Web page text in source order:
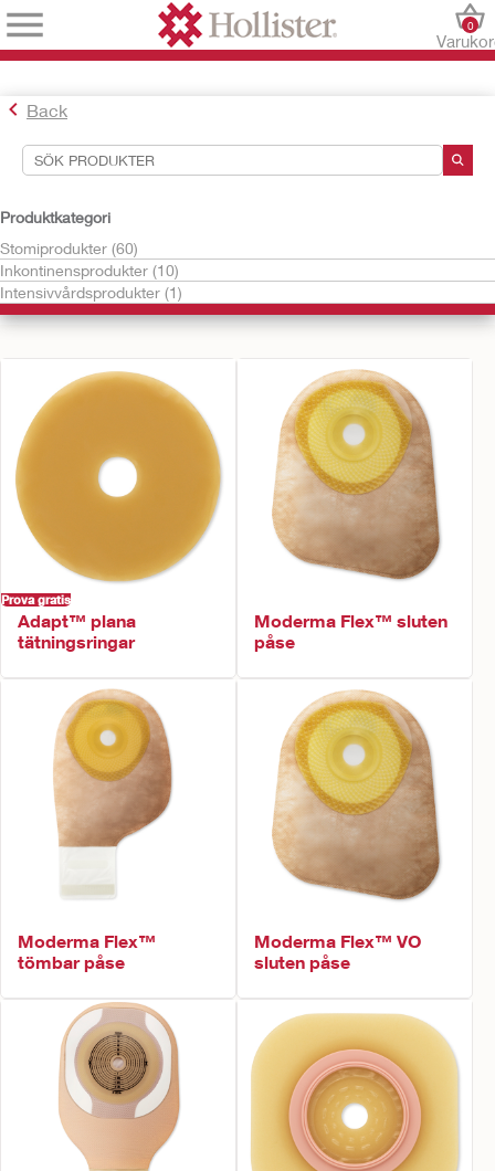
0
Back
Produktkategori
Stomiprodukter (60)
Inkontinensprodukter (10)
Intensivvårdsprodukter (1)
Dina val:
Välj bland kategorierna till vänster för att hitta de produkter som
passar dig.
Prova gratis
Adapt™ plana
tätningsringar
Moderma Flex™ sluten
påse
Moderma Flex™
tömbar påse
Moderma Flex™ VO
sluten påse